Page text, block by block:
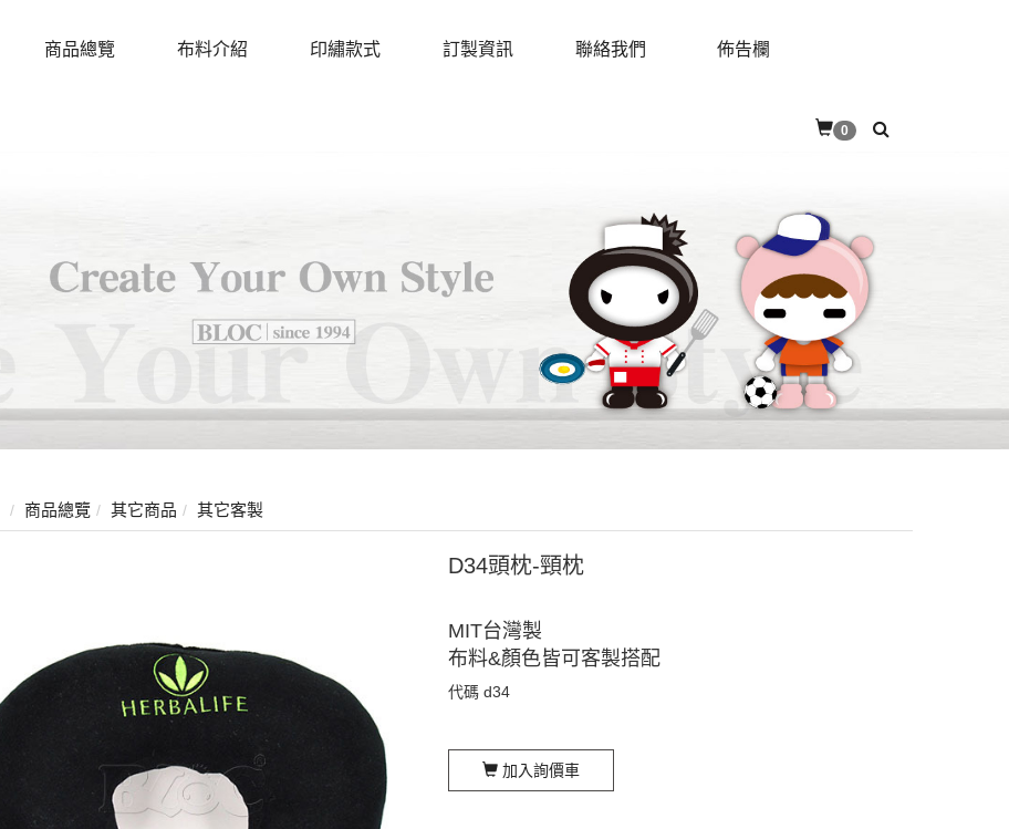
商品總覽 布料介紹 印繡款式 訂製資訊 聯絡我們 佈告欄
0
商品總覽 其它商品 其它客製
D34頭枕-頸枕
MIT台灣製
布料&顏色皆可客製搭配
代碼 d34
加入詢價車